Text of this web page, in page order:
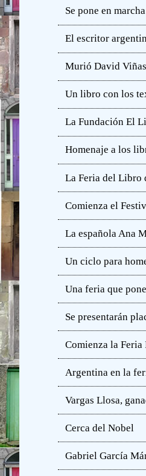
Se pone en
El escritor
Murió David Viñas
Un libro con los
La Fundación El
Homenaje a los
La Feria del Libro
Comienza el
La española Ana
Un ciclo para
Una feria que
Se presentarán
Comienza la
Argentina en la
Vargas Llosa,
Cerca del Nobel
Gabriel García